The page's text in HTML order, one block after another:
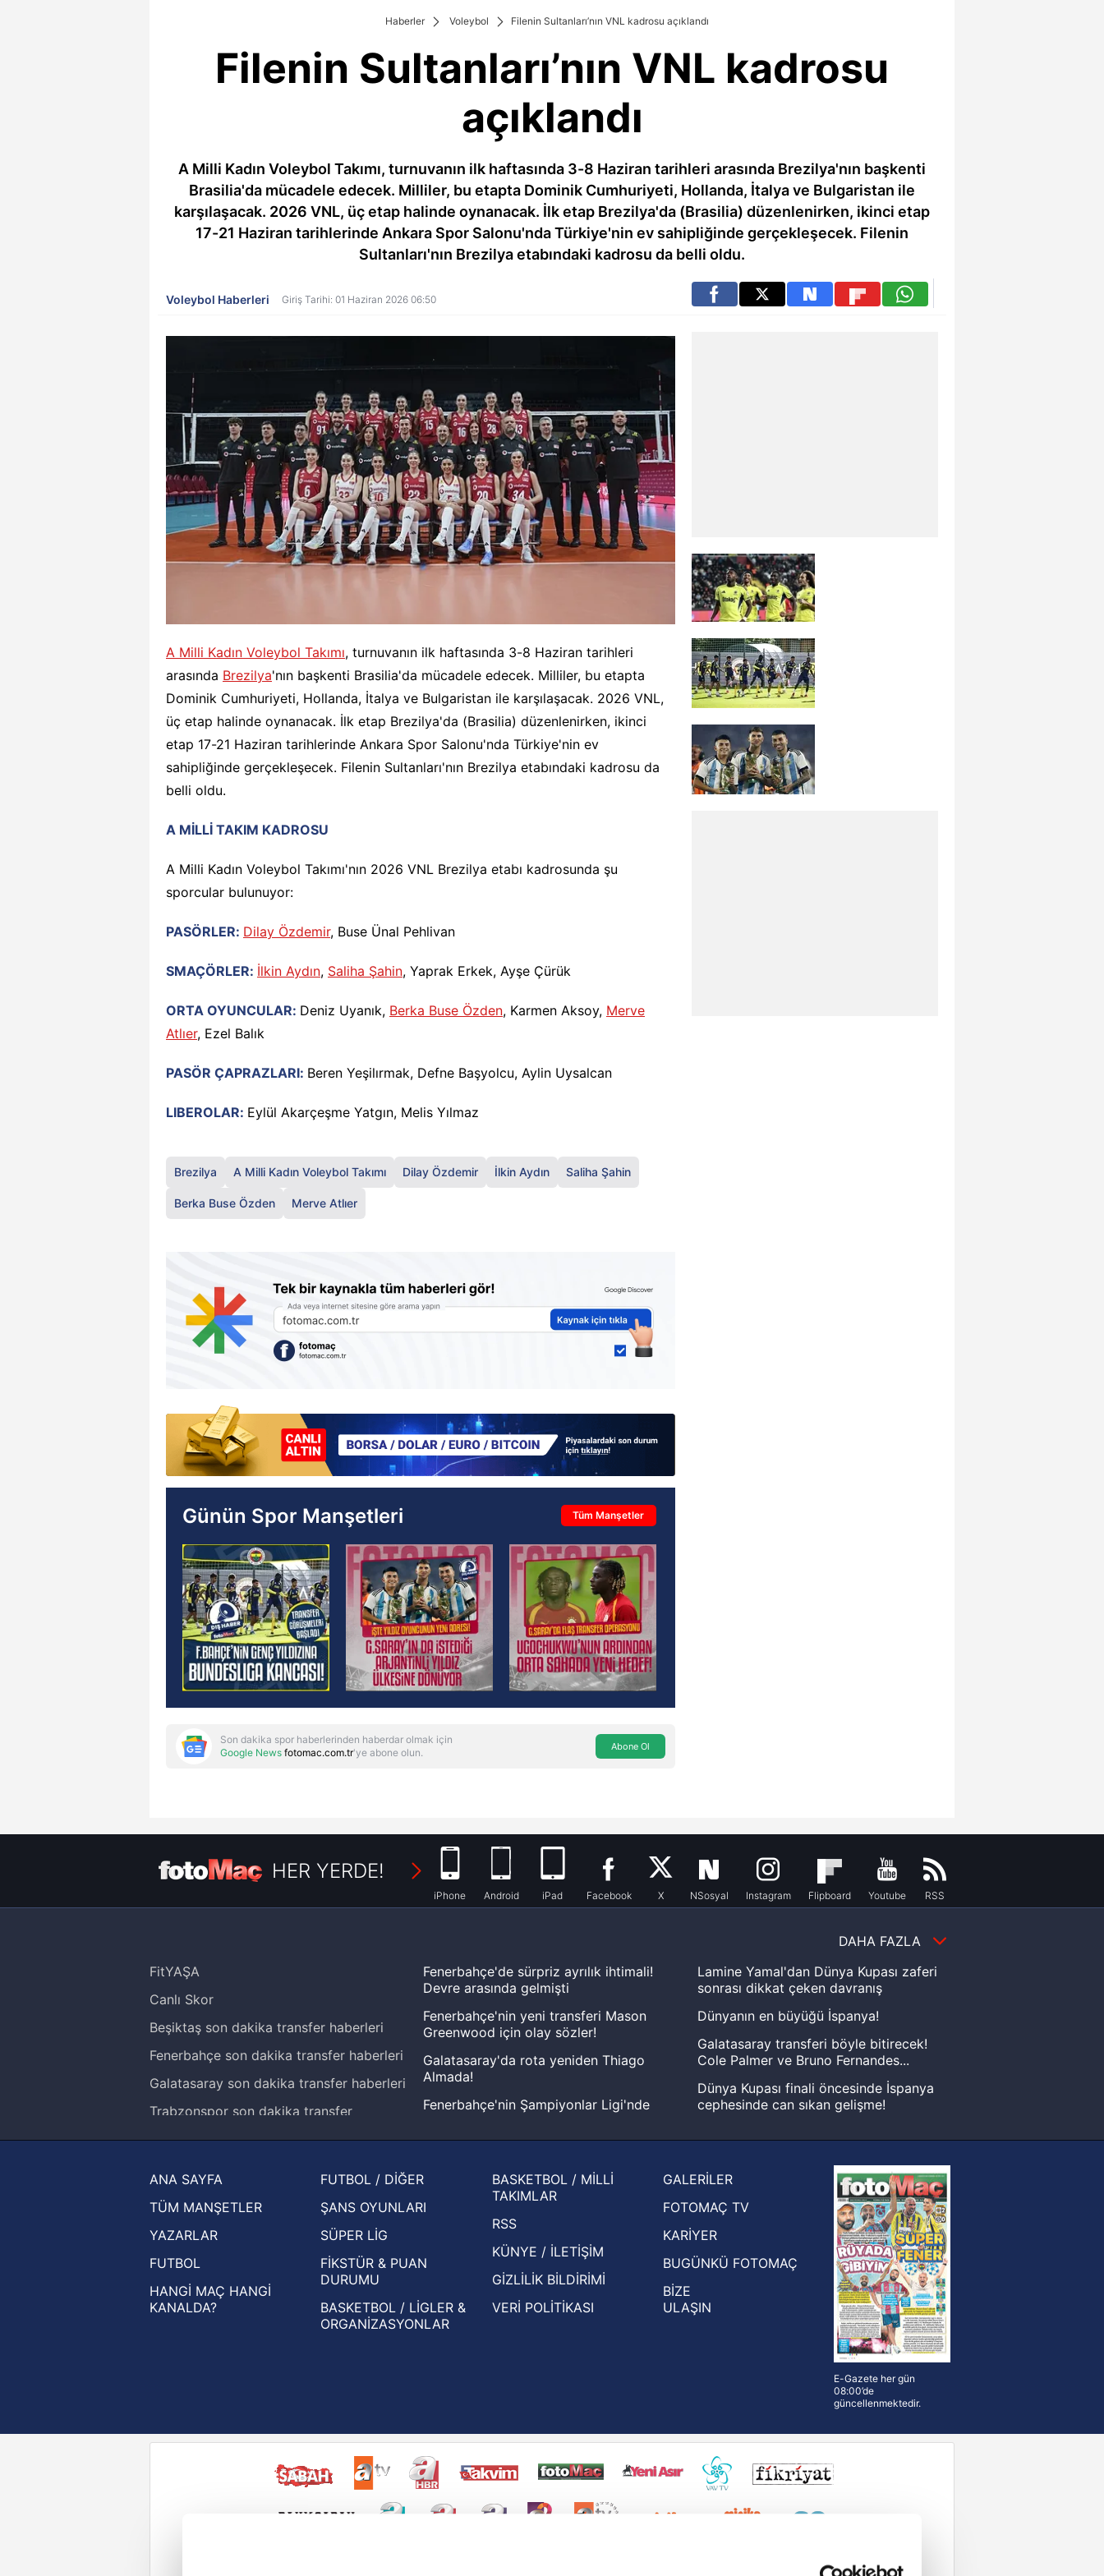
Reddet
Haberler Voleybol Filenin Sultanları’nın VNL kadrosu açıklandı
Filenin Sultanları’nın VNL kadrosu
açıklandı
A Milli Kadın Voleybol Takımı, turnuvanın ilk haftasında 3-8 Haziran tarihleri arasında Brezilya'nın başkenti
Brasilia'da mücadele edecek. Milliler, bu etapta Dominik Cumhuriyeti, Hollanda, İtalya ve Bulgaristan ile
karşılaşacak. 2026 VNL, üç etap halinde oynanacak. İlk etap Brezilya'da (Brasilia) düzenlenirken, ikinci etap
17-21 Haziran tarihlerinde Ankara Spor Salonu'nda Türkiye'nin ev sahipliğinde gerçekleşecek. Filenin
Sultanları'nın Brezilya etabındaki kadrosu da belli oldu.
Voleybol Haberleri Giriş Tarihi: 01 Haziran 2026 06:50
A Milli Kadın Voleybol Takımı, turnuvanın ilk haftasında 3-8 Haziran tarihleri
arasında Brezilya'nın başkenti Brasilia'da mücadele edecek. Milliler, bu etapta
Dominik Cumhuriyeti, Hollanda, İtalya ve Bulgaristan ile karşılaşacak. 2026 VNL,
üç etap halinde oynanacak. İlk etap Brezilya'da (Brasilia) düzenlenirken, ikinci
etap 17-21 Haziran tarihlerinde Ankara Spor Salonu'nda Türkiye'nin ev
sahipliğinde gerçekleşecek. Filenin Sultanları'nın Brezilya etabındaki kadrosu da
belli oldu.
A MİLLİ TAKIM KADROSU
A Milli Kadın Voleybol Takımı'nın 2026 VNL Brezilya etabı kadrosunda şu
sporcular bulunuyor:
PASÖRLER: Dilay Özdemir, Buse Ünal Pehlivan
SMAÇÖRLER: İlkin Aydın, Saliha Şahin, Yaprak Erkek, Ayşe Çürük
ORTA OYUNCULAR: Deniz Uyanık, Berka Buse Özden, Karmen Aksoy, Merve
Atlıer, Ezel Balık
PASÖR ÇAPRAZLARI: Beren Yeşilırmak, Defne Başyolcu, Aylin Uysalcan
LIBEROLAR: Eylül Akarçeşme Yatgın, Melis Yılmaz
Brezilya A Milli Kadın Voleybol Takımı Dilay Özdemir İlkin Aydın Saliha Şahin
Berka Buse Özden Merve Atlıer
Günün Spor Manşetleri Tüm Manşetler
Son dakika spor haberlerinden haberdar olmak için
Google News fotomac.com.tr'ye abone olun. Abone Ol
HER YERDE!
iPhone Android iPad Facebook X NSosyal Instagram Flipboard Youtube RSS
DAHA FAZLA
FitYAŞA
Canlı Skor
Beşiktaş son dakika transfer haberleri
Fenerbahçe son dakika transfer haberleri
Galatasaray son dakika transfer haberleri
Trabzonspor son dakika transfer
Ziraat Türkiye Kupası haberleri
UEFA Şampiyonlar Ligi haberleri
UEFA Avrupa Ligi haberleri
UEFA Konferans Ligi haberleri
Fenerbahçe'de sürpriz ayrılık ihtimali!
Devre arasında gelmişti
Fenerbahçe'nin yeni transferi Mason
Greenwood için olay sözler!
Galatasaray'da rota yeniden Thiago
Almada!
Fenerbahçe'nin Şampiyonlar Ligi'nde
Zabrze'yi elerlerse...
basından gündem olan manşetler!
Beşiktaş'ın UEFA Avrupa Ligi'nde 3. Ön
Eleme Turu muhtemel rakipleri belli oldu!
Lamine Yamal'dan Dünya Kupası zaferi
sonrası dikkat çeken davranış
Dünyanın en büyüğü İspanya!
Galatasaray transferi böyle bitirecek!
Cole Palmer ve Bruno Fernandes...
Dünya Kupası finali öncesinde İspanya
cephesinde can sıkan gelişme!
Hernan Crespo, Meksika Ligi
ekiplerinden Atlas'ın yeni teknik direktörü
oldu
ANA SAYFA
TÜM MANŞETLER
YAZARLAR
FUTBOL
HANGİ MAÇ HANGİ
KANALDA?
FUTBOL / DİĞER
ŞANS OYUNLARI
SÜPER LİG
FİKSTÜR & PUAN
DURUMU
BASKETBOL / LİGLER &
ORGANİZASYONLAR
BASKETBOL / MİLLİ
TAKIMLAR
RSS
KÜNYE / İLETİŞİM
GİZLİLİK BİLDİRİMİ
VERİ POLİTİKASI
GALERİLER
FOTOMAÇ TV
KARİYER
BUGÜNKÜ FOTOMAÇ
BİZE
ULAŞIN
E-Gazete her gün
08:00’de
güncellenmektedir.